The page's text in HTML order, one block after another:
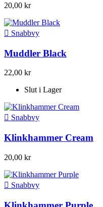
20,00 kr
 Snabbvy
Muddler Black
22,00 kr
Slut i Lager
 Snabbvy
Klinkhammer Cream
20,00 kr
 Snabbvy